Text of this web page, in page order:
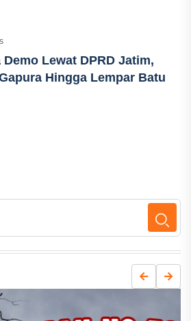
Demo Lewat DPRD Jatim,
Hingga Lempar Batu